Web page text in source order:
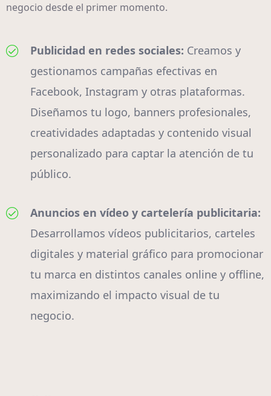
negocio desde el primer momento.
Publicidad en redes sociales: Creamos y
gestionamos campañas efectivas en
Facebook, Instagram y otras plataformas.
Diseñamos tu logo, banners profesionales,
creatividades adaptadas y contenido visual
personalizado para captar la atención de tu
público.
Anuncios en vídeo y cartelería publicitaria:
Desarrollamos vídeos publicitarios, carteles
digitales y material gráfico para promocionar
tu marca en distintos canales online y offline,
maximizando el impacto visual de tu
negocio.